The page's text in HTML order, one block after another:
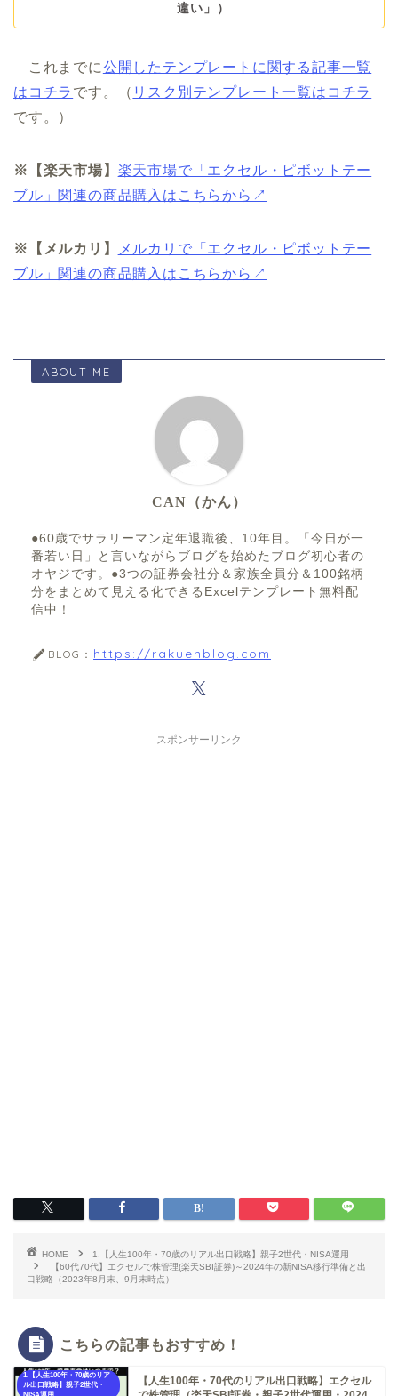
違い」）
これまでに公開したテンプレートに関する記事一覧
はコチラ です。（ リスク別テンプレート一覧はコチラ
です。）
※【楽天市場】 楽天市場で「エクセル・ピボットテー
ブル」関連の商品購入はこちらから↗
※【メルカリ】
メルカリで「エクセル・ピボットテー
ブル」関連の商品購入はこちらから↗
ABOUT ME
CAN（かん）
●60歳でサラリーマン定年退職後、10年目。「今日が一
番若い日」と言いながらブログを始めたブログ初心者の
オヤジです。●3つの証券会社分＆家族全員分＆100銘柄
分をまとめて見える化できるExcelテンプレート無料配
信中！
BLOG： https://rakuenblog.com
スポンサーリンク
HOME
1.【人生100年・70歳のリアル出口戦略】親子2世代・NISA運用
【60代70代】エクセルで株管理(楽天SBI証券)～2024年の新NISA移行準備と出
口戦略（2023年8月末、9月末時点）
こちらの記事もおすすめ！
1.【人生100年・70歳のリア
ル出口戦略】親子2世代・
NISA運用
【人生100年・70代のリアル出口戦略】エクセル